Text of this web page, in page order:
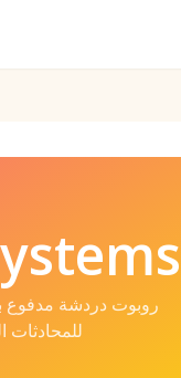
روبوت دردشة مدفوع
للمحادثات